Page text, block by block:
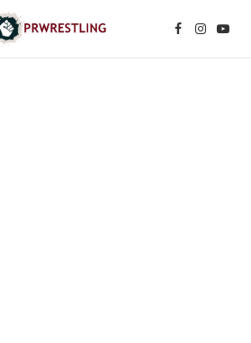
Facebook